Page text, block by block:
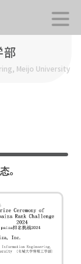
部
Meijo University
。